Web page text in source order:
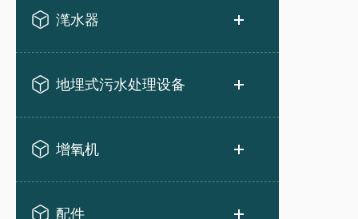
滗水器
地埋式污水处理设备
增氧机
配件